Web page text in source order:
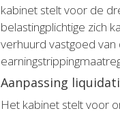
kabinet stelt voor de
belastingplichtige zich
verhuurd vastgoed
Aanpassing
Het kabinet stelt voor